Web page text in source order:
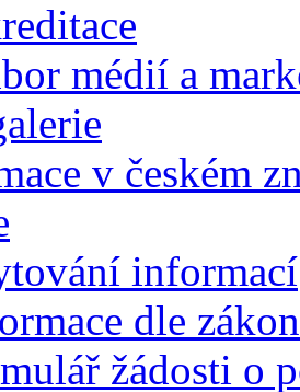
médií a
v českém
informací
dle
žádosti o